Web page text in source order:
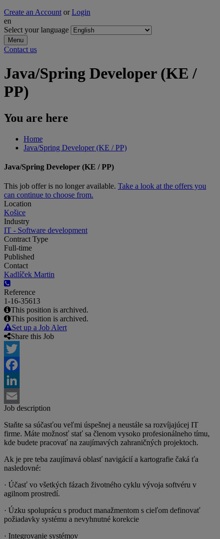
Create an Account or Login
en
Select your language
Menu
Contact us
Java/Spring Developer (KE /
PP)
You are here
Home
Java/Spring Developer (KE / PP)
Java/Spring Developer (KE / PP)
This job offer is no longer available. Take a look at the offers you
can continue to choose from.
Location
Košice
Industry
IT - Software development
Contract Type
Full-time
Published
Contact
Kadlíček Martin
Reference
1-16-35613
This position is archived.
This position is archived.
Set up a Job Alert
Share this Job
Twitter
Facebook
LinkedIn
Email
Job description
Staňte sa súčasťou veľmi úspešnej a neustále sa rozvíjajúcej IT
firme. Máte možnosť stať sa členom vysoko profesionálneho tímu,
kde budete pracovať na zaujímavých zahraničných projektoch.
Ak je pre teba zaujímavá oblasť navigácií a kartografie čaká ťa
nasledovné:
· Účasť vo všetkých fázach životného cyklu vývoja softvéru v
agilnom prostredí.
· Úzku spoluprácu s product manažmentom s cieľom definovať
požiadavky systému a nevyhnutné korekcie
· Integrovanie systémov